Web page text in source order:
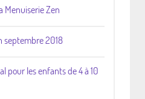
Menuiserie Zen
septembre 2018
pour les enfants de 4 à 10